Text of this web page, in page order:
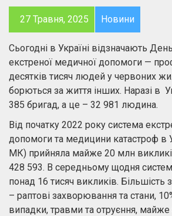
27 Травня, 2025 Новини
Сьогодні в Україні відзначають
екстреної медичної допомоги —
десятків тисяч людей у червоних
борються за життя інших. Наразі в
385 бригад, а це – 32 981 людина.
Від початку 2022 року система
допомоги та медицини катастроф в
МК) прийняла майже 20 млн
428 593. В середньому щодня
понад 16 тисяч викликів. Більшість
– раптові захворювання та стани,
випадки, травми та отруєння, майже